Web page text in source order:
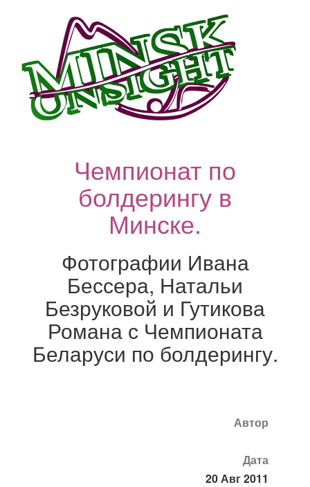
Чемпионат по
болдерингу в
Минске.
Фотографии Ивана
Бессера, Натальи
Безруковой и Гутикова
Романа с Чемпионата
Беларуси по болдерингу.
Автор
Дата
20 Авг 2011